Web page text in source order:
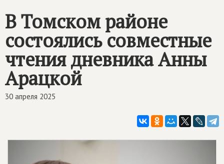
Фото/Видео
Приём обращений
Контакты
В Томском районе
состоялись совместные
чтения дневника Анны
Арацкой
30 апреля 2025